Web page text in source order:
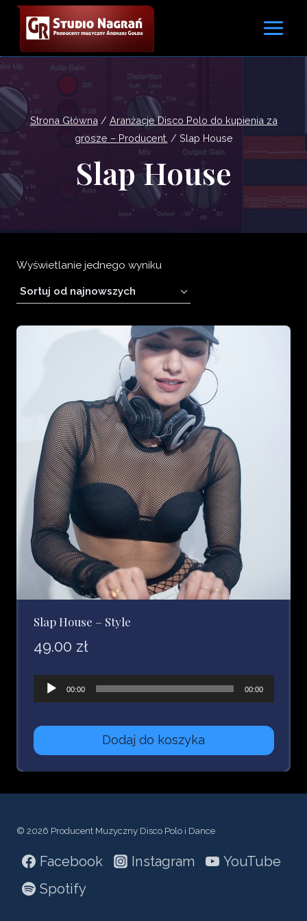
Przejdź
treści
Strona Główna / Aranżacje Disco Polo do kupienia za
grosze – Producent. / Slap House
Slap House
Wyświetlanie jednego wyniku
Slap House – Style
49.00 zł
Odtwarzacz
plików
dźwiękowych
00:00 00:00
Dodaj do koszyka
© 2026 Producent Muzyczny Disco Polo i Dance
Facebook Instagram
YouTube
Spotify